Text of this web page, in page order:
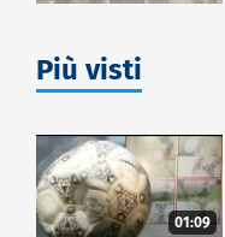
Più visti
01:09